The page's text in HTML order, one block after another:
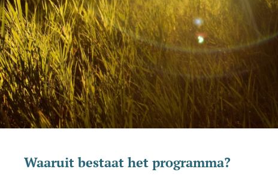
Waaruit bestaat het programma?